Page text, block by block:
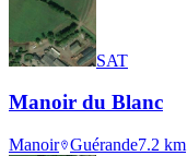
SAT
Manoir du Blanc
Manoir Guérande7.2 km